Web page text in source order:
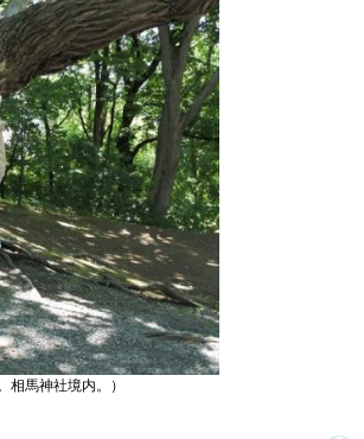
相馬神社境内。）